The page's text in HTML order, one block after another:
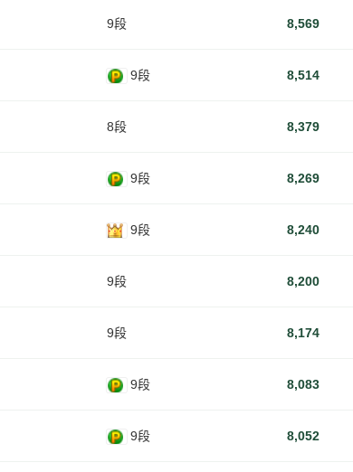
9段 8,569
9段 8,514
8段 8,379
9段 8,269
9段 8,240
9段 8,200
9段 8,174
9段 8,083
9段 8,052